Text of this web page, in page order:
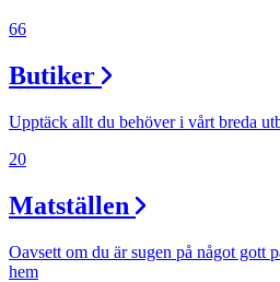
Min Shopping-app
66
Butiker
Upptäck allt du behöver i vårt breda
20
Matställen
Oavsett om du är sugen på något gott
hem